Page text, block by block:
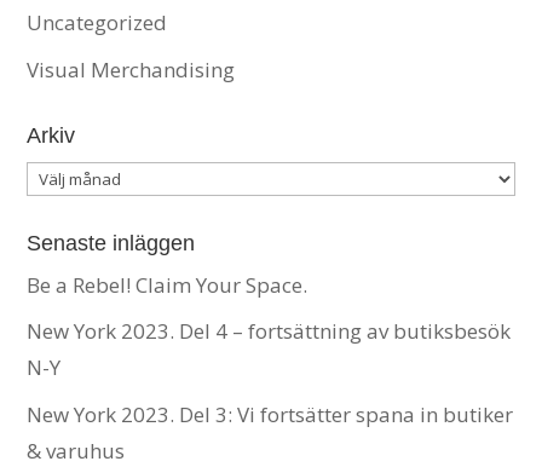
Uncategorized
Visual Merchandising
Arkiv
Arkiv
Senaste inläggen
Be a Rebel! Claim Your Space.
New York 2023. Del 4 – fortsättning av butiksbesök
N-Y
New York 2023. Del 3: Vi fortsätter spana in butiker
& varuhus